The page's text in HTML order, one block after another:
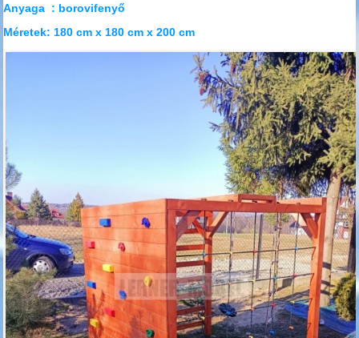
Anyaga : borovifenyő
Méretek: 180 cm x 180 cm x 200 cm